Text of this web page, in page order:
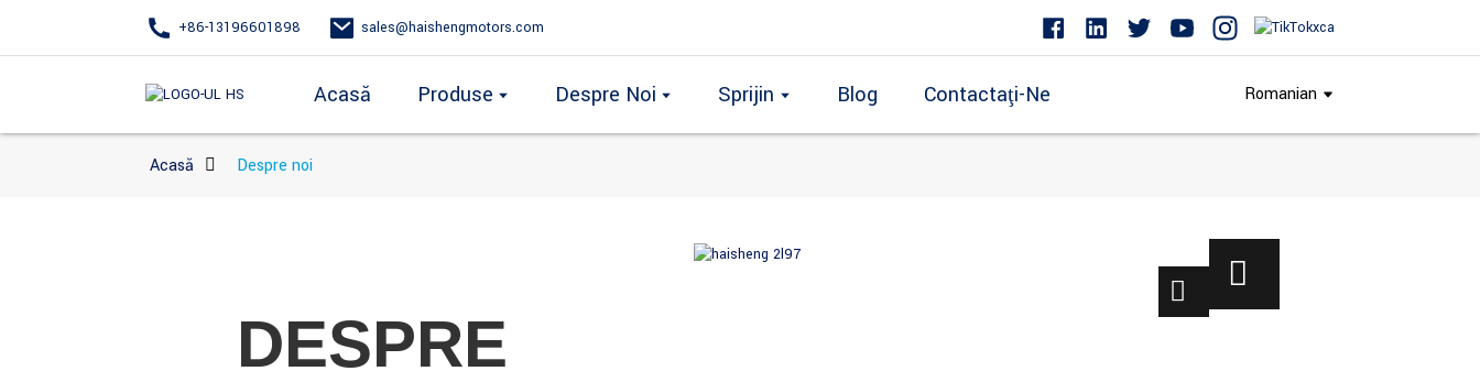
+86-13196601898 sales@haishengmotors.com
Acasă Produse Despre Noi Sprijin Blog Contactaţi-Ne Romanian
Acasă Despre noi
DESPRE